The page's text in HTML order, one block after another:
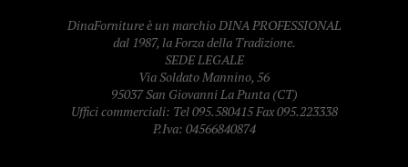
DinaForniture è un marchio DINA PROFESSIONAL
dal 1987, la Forza della Tradizione.
SEDE LEGALE
Via Soldato Mannino, 56
95037 San Giovanni La Punta (CT)
Uffici commerciali: Tel 095.580415 Fax 095.223338
P.Iva: 04566840874